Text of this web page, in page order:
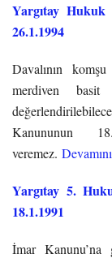
Yargıtay
26.1.1994
Davalının
merdiven
Kanununun
veremez.
Yargıtay 5.
18.1.1991
İmar Kanunu’na